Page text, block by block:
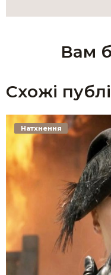
Вам
Схожі
Натхнення